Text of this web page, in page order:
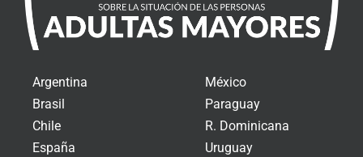
Argentina
Brasil
Chile
España
México
Paraguay
R. Dominicana
Uruguay